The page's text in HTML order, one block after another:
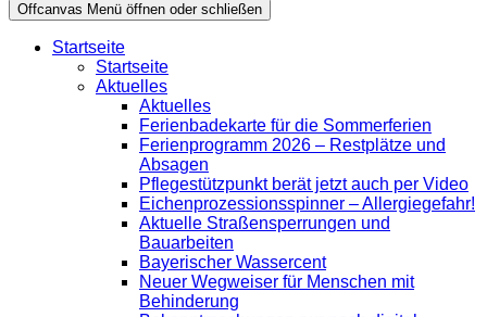
Offcanvas Menü öffnen oder schließen
Startseite
Startseite
Aktuelles
Aktuelles
Ferienbadekarte für die Sommerferien
Ferienprogramm 2026 – Restplätze und
Absagen
Pflegestützpunkt berät jetzt auch per Video
Eichenprozessionsspinner – Allergiegefahr!
Aktuelle Straßensperrungen und
Bauarbeiten
Bayerischer Wassercent
Neuer Wegweiser für Menschen mit
Behinderung